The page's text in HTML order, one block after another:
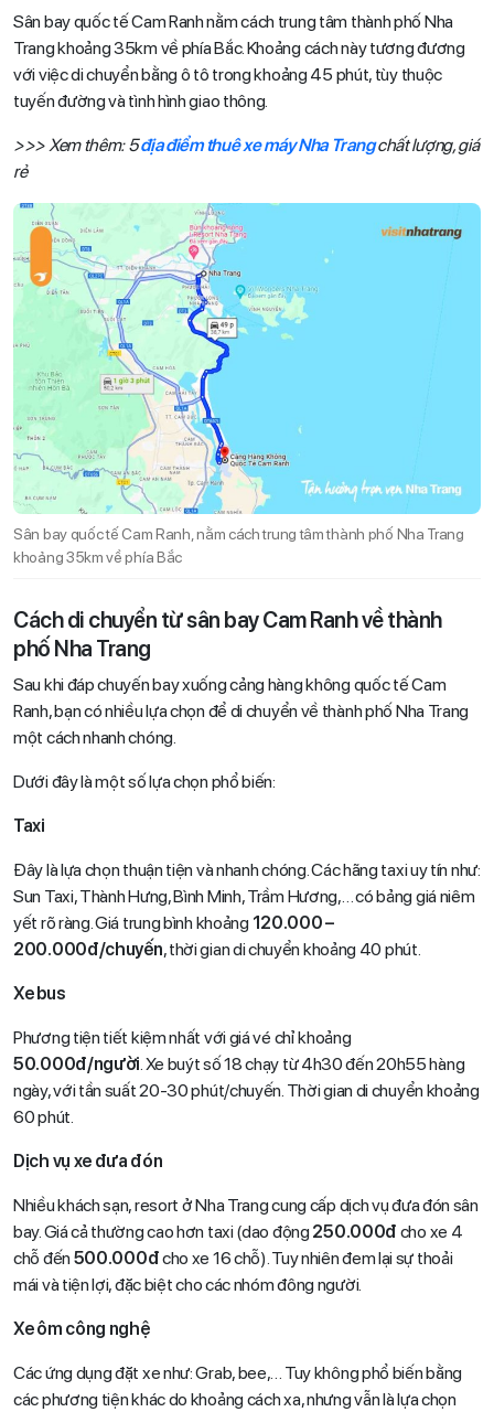
Sân bay quốc tế Cam Ranh nằm cách trung tâm thành phố Nha
Trang khoảng 35km về phía Bắc. Khoảng cách này tương đương
với việc di chuyển bằng ô tô trong khoảng 45 phút, tùy thuộc
tuyến đường và tình hình giao thông.
>>> Xem thêm: 5địa điểm thuê xe máy Nha Trangchất lượng, giá
rẻ
Sân bay quốc tế Cam Ranh, nằm cách trung tâm thành phố Nha Trang
khoảng 35km về phía Bắc
Cách di chuyển từ sân bay Cam Ranh về thành
phố Nha Trang
Sau khi đáp chuyến bay xuống cảng hàng không quốc tế Cam
Ranh, bạn có nhiều lựa chọn để di chuyển về thành phố Nha Trang
một cách nhanh chóng.
Dưới đây là một số lựa chọn phổ biến:
Taxi
Đây là lựa chọn thuận tiện và nhanh chóng. Các hãng taxi uy tín như:
Sun Taxi, Thành Hưng, Bình Minh, Trầm Hương,… có bảng giá niêm
yết rõ ràng. Giá trung bình khoảng 120.000 –
200.000đ/chuyến, thời gian di chuyển khoảng 40 phút.
Xe bus
Phương tiện tiết kiệm nhất với giá vé chỉ khoảng
50.000đ/người. Xe buýt số 18 chạy từ 4h30 đến 20h55 hàng
ngày, với tần suất 20-30 phút/chuyến. Thời gian di chuyển khoảng
60 phút.
Dịch vụ xe đưa đón
Nhiều khách sạn, resort ở Nha Trang cung cấp dịch vụ đưa đón sân
bay. Giá cả thường cao hơn taxi (dao động 250.000đ cho xe 4
chỗ đến 500.000đcho xe 16 chỗ). Tuy nhiên đem lại sự thoải
mái và tiện lợi, đặc biệt cho các nhóm đông người.
Xe ôm công nghệ
Các ứng dụng đặt xe như: Grab, bee,… Tuy không phổ biến bằng
các phương tiện khác do khoảng cách xa, nhưng vẫn là lựa chọn